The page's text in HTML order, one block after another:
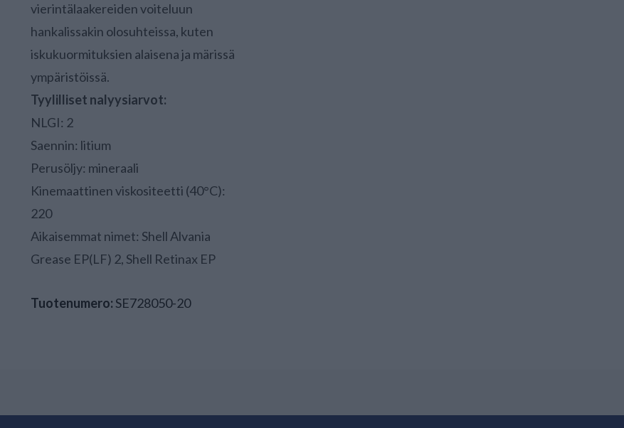
vierintälaakereiden voiteluun
hankalissakin olosuhteissa, kuten
iskukuormituksien alaisena ja märissä
ympäristöissä.
Tyylilliset nalyysiarvot:
NLGI: 2
Saennin: litium
Perusöljy: mineraali
Kinemaattinen viskositeetti (40°C):
220
Aikaisemmat nimet: Shell Alvania
Grease EP(LF) 2, Shell Retinax EP
Tuotenumero: SE728050-20